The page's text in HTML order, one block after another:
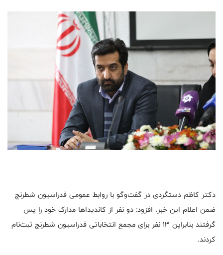
دکتر کاظم دستگردی در گفت‌وگو با روابط عمومی فدراسیون شطرنج
ضمن اعلام این خبر، افزود: دو نفر از کاندیداها مدارک خود را پس
گرفتند بنابراین 13 نفر برای مجمع انتخاباتی فدراسیون شطرنج ثبت‌نام
کردند.